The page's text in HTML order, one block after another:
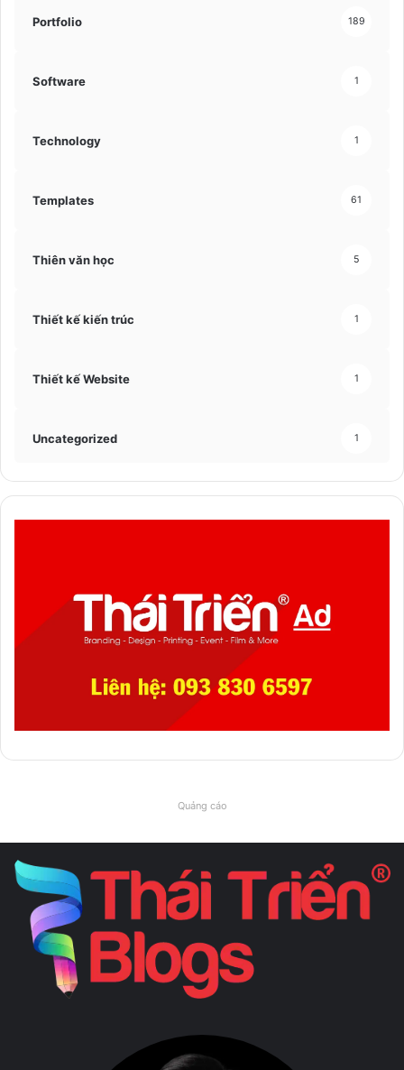
Portfolio 189
Software 1
Technology 1
Templates 61
Thiên văn học 5
Thiết kế kiến trúc 1
Thiết kế Website 1
Uncategorized 1
Quảng cáo